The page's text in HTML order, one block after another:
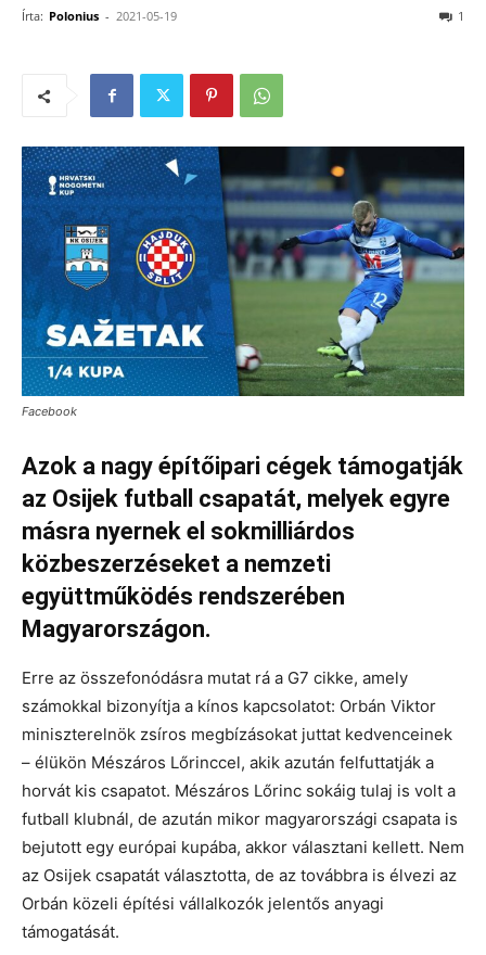
Írta: Polonius - 2021-05-19 1
Facebook
Azok a nagy építőipari cégek támogatják
az Osijek futball csapatát, melyek egyre
másra nyernek el sokmilliárdos
közbeszerzéseket a nemzeti
együttműködés rendszerében
Magyarországon.
Erre az összefonódásra mutat rá a G7 cikke, amely
számokkal bizonyítja a kínos kapcsolatot: Orbán Viktor
miniszterelnök zsíros megbízásokat juttat kedvenceinek
– élükön Mészáros Lőrinccel, akik azután felfuttatják a
horvát kis csapatot. Mészáros Lőrinc sokáig tulaj is volt a
futball klubnál, de azután mikor magyarországi csapata is
bejutott egy európai kupába, akkor választani kellett. Nem
az Osijek csapatát választotta, de az továbbra is élvezi az
Orbán közeli építési vállalkozók jelentős anyagi
támogatását.